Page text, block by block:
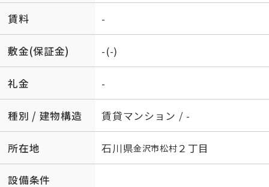
賃料 -
敷金(保証金) -(-)
礼金 -
種別 / 建物構造 賃貸マンション / -
所在地 石川県金沢市松村 ２丁目
設備条件